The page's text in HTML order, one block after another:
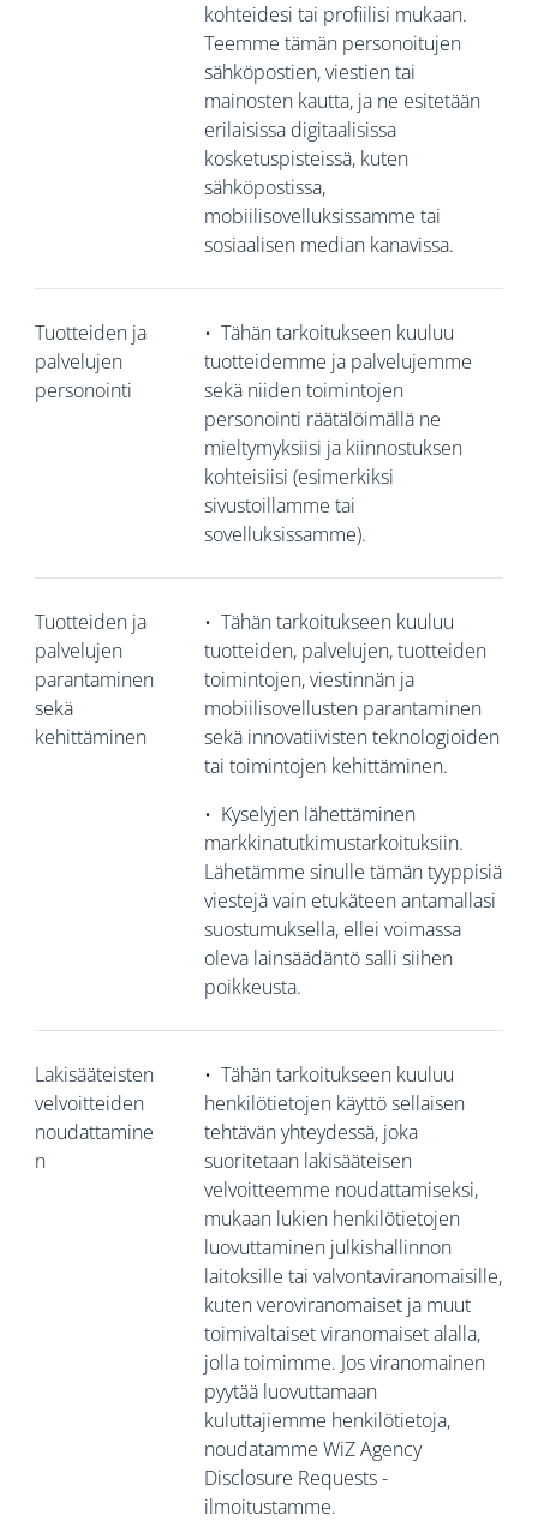
kohteidesi tai profiilisi mukaan.
Teemme tämän personoitujen
sähköpostien, viestien tai
mainosten kautta, ja ne esitetään
erilaisissa digitaalisissa
kosketuspisteissä, kuten
sähköpostissa,
mobiilisovelluksissamme tai
sosiaalisen median kanavissa.
Tuotteiden ja
palvelujen
personointi
• Tähän tarkoitukseen kuuluu
tuotteidemme ja palvelujemme
sekä niiden toimintojen
personointi räätälöimällä ne
mieltymyksiisi ja kiinnostuksen
kohteisiisi (esimerkiksi
sivustoillamme tai
sovelluksissamme).
Tuotteiden ja
palvelujen
parantaminen
sekä
kehittäminen
• Tähän tarkoitukseen kuuluu
tuotteiden, palvelujen, tuotteiden
toimintojen, viestinnän ja
mobiilisovellusten parantaminen
sekä innovatiivisten teknologioiden
tai toimintojen kehittäminen.
• Kyselyjen lähettäminen
markkinatutkimustarkoituksiin.
Lähetämme sinulle tämän tyyppisiä
viestejä vain etukäteen antamallasi
suostumuksella, ellei voimassa
oleva lainsäädäntö salli siihen
poikkeusta.
Lakisääteisten
velvoitteiden
noudattamine
n
• Tähän tarkoitukseen kuuluu
henkilötietojen käyttö sellaisen
tehtävän yhteydessä, joka
suoritetaan lakisääteisen
velvoitteemme noudattamiseksi,
mukaan lukien henkilötietojen
luovuttaminen julkishallinnon
laitoksille tai valvontaviranomaisille,
kuten veroviranomaiset ja muut
toimivaltaiset viranomaiset alalla,
jolla toimimme. Jos viranomainen
pyytää luovuttamaan
kuluttajiemme henkilötietoja,
noudatamme WiZ Agency
Disclosure Requests -
ilmoitustamme.